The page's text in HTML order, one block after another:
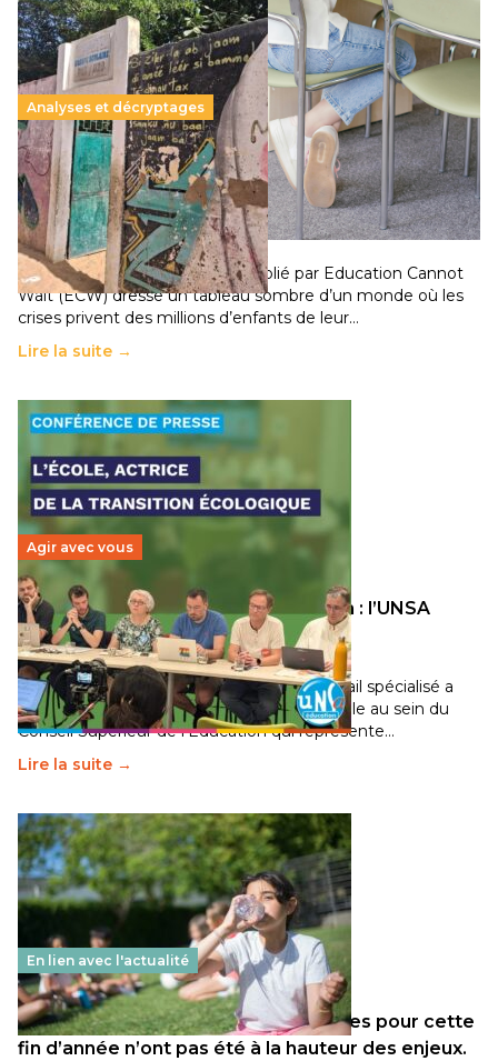
Analyses et décryptages
258 millions d’enfants victimes de la guerre, des
chocs climatiques et des déplacements de
population
11 juillet 2026- National
Un nouveau rapport mondial publié par Education Cannot
Wait (ECW) dresse un tableau sombre d’un monde où les
crises privent des millions d’enfants de leur…
Lire la suite →
Agir avec vous
Transition écologique de l’éducation : l’UNSA
Éducation fait bouger les lignes
30 juin 2026-National
Pendant plusieurs mois, un groupe de travail spécialisé a
travaillé sur la transition écologique de l’Ecole au sein du
Conseil Supérieur de l’Éducation qui représente…
Lire la suite →
En lien avec l'actualité
Les décisions ministérielles attendues pour cette
fin d’année n’ont pas été à la hauteur des enjeux.